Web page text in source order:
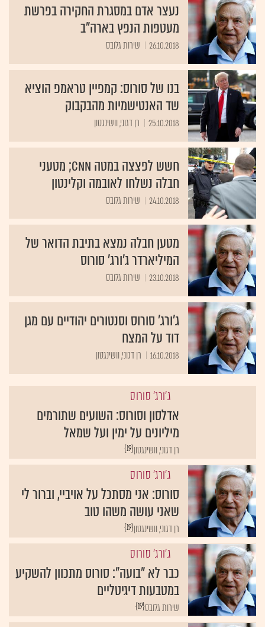
נעצר אדם במסגרת החקירה בפרשת
מעטפות הנפץ בארה"ב
26.10.2018 שירות גלובס
בנו של סורוס: קמפיין טראמפ הוציא
שד האנטישמיות מהבקבוק
25.10.2018 רן דגוני, וושינגטון
חשש לפצצה במטה CNN; מטעני
חבלה נשלחו לאובמה וקלינטון
24.10.2018 שירות גלובס
מטען חבלה נמצא בתיבת הדואר של
המיליארדר ג'ורג' סורוס
23.10.2018 שירות גלובס
ג'ורג' סורוס וסנטורים יהודיים עם מגן
דוד על המצח
16.10.2018 רן דגוני, וושינגטון
ג'ורג' סורוס
אדלסון וסורוס: השועים שתורמים
מיליונים על ימין ועל שמאל
{19}רן דגוני, וושינגטון
ג'ורג' סורוס
סורוס: אני מסתכל על אויביי, וברור לי
שאני עושה משהו טוב
{19}רן דגוני, וושינגטון
ג'ורג' סורוס
כבר לא "בועה": סורוס מתכוון להשקיע
במטבעות דיגיטליים
{19}שירות גלובס